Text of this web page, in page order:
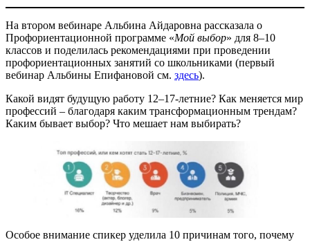
На втором вебинаре Альбина Айдаровна рассказала о
Профориентационной программе «Мой выбор» для 8–10
классов и поделилась рекомендациями при проведении
профориентационных занятий со школьниками (первый
вебинар Альбины Епифановой см. здесь).
Какой видят будущую работу 12–17-летние? Как меняется мир
профессий – благодаря каким трансформационным трендам?
Каким бывает выбор? Что мешает нам выбирать?
Особое внимание спикер уделила 10 причинам того, почему